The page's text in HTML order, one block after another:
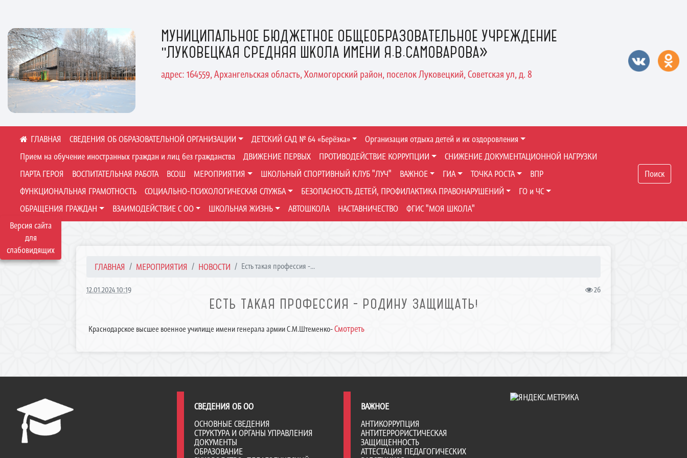
Версия сайта
для
слабовидящих
МУНИЦИПАЛЬНОЕ БЮДЖЕТНОЕ ОБЩЕОБРАЗОВАТЕЛЬНОЕ УЧРЕЖДЕНИЕ
"ЛУКОВЕЦКАЯ СРЕДНЯЯ ШКОЛА ИМЕНИ Я.В.САМОВАРОВА»
адрес: 164559, Архангельская область, Холмогорский район, поселок Луковецкий, Советская ул, д. 8
СВЕДЕНИЯ ОБ ОБРАЗОВАТЕЛЬНОЙ ОРГАНИЗАЦИИ ДЕТСКИЙ САД № 64 «Берёзка»
Организация отдыха детей и их оздоровления
Прием на обучение иностранных граждан и лиц без гражданства
ДВИЖЕНИЕ ПЕРВЫХ ПРОТИВОДЕЙСТВИЕ КОРРУПЦИИ
СНИЖЕНИЕ ДОКУМЕНТАЦИОННОЙ НАГРУЗКИ
ПАРТА ГЕРОЯ
ВОСПИТАТЕЛЬНАЯ РАБОТА ВСОШ МЕРОПРИЯТИЯ ШКОЛЬНЫЙ СПОРТИВНЫЙ КЛУБ "ЛУЧ" ВАЖНОЕ ГИА ТОЧКА РОСТА
ВПР
ФУНКЦИОНАЛЬНАЯ ГРАМОТНОСТЬ
СОЦИАЛЬНО-ПСИХОЛОГИЧЕСКАЯ СЛУЖБА БЕЗОПАСНОСТЬ ДЕТЕЙ, ПРОФИЛАКТИКА ПРАВОНАРУШЕНИЙ
ГО и ЧС
ОБРАЩЕНИЯ ГРАЖДАН
ВЗАИМОДЕЙСТВИЕ С ОО ШКОЛЬНАЯ ЖИЗНЬ АВТОШКОЛА НАСТАВНИЧЕСТВО ФГИС "МОЯ ШКОЛА"
Поиск
ГЛАВНАЯ МЕРОПРИЯТИЯ НОВОСТИ Есть такая профессия -...
12.01.2024 10:19 26
ЕСТЬ ТАКАЯ ПРОФЕССИЯ - РОДИНУ ЗАЩИЩАТЬ!
Краснодарское высшее военное училище имени генерала армии С.М.Штеменко-Смотреть
СВЕДЕНИЯ ОБ ОО
ОСНОВНЫЕ СВЕДЕНИЯ
СТРУКТУРА И ОРГАНЫ УПРАВЛЕНИЯ
ДОКУМЕНТЫ
ОБРАЗОВАНИЕ
ВАЖНОЕ
АНТИКОРРУПЦИЯ
АНТИТЕРРОРИСТИЧЕСКАЯ
ЗАЩИЩЕННОСТЬ
АТТЕСТАЦИЯ ПЕДАГОГИЧЕСКИХ